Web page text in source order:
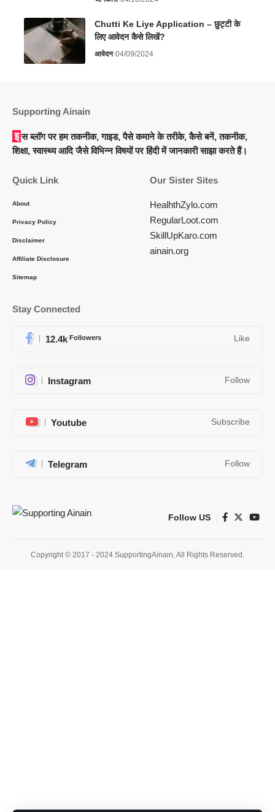
Chutti Ke Liye Application – छुट्टी के
लिए आवेदन कैसे लिखें?
आवेदन 04/09/2024
Supporting Ainain
इस ब्लॉग पर हम तकनीक, गाइड, पैसे कमाने के तरीके, कैसे बनें, तकनीक,
शिक्षा, स्वास्थ्य आदि जैसे विभिन्न विषयों पर हिंदी में जानकारी साझा करते हैं।
Quick Link
About
Privacy Policy
Disclaimer
Affiliate Disclosure
Sitemap
Our Sister Sites
HealhthZylo.com
RegularLoot.com
SkillUpKaro.com
ainain.org
Stay Connected
12.4k Followers Like
Instagram Follow
Youtube Subscribe
Telegram Follow
Follow US
Copyright © 2017 - 2024 SupportingAinain, All Rights Reserved.